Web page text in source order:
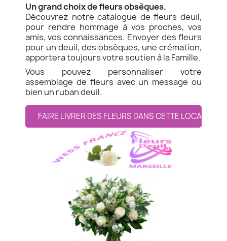
Un grand choix de fleurs obsèques.
Découvrez notre catalogue de fleurs deuil,
pour rendre hommage à vos proches, vos
amis, vos connaissances. Envoyer des fleurs
pour un deuil, des obsèques, une crémation,
apportera toujours votre soutien à la Famille.
Vous pouvez personnaliser votre
assemblage de fleurs avec un message ou
bien un ruban deuil.
FAIRE LIVRER DES FLEURS DANS CETTE LOCALITE